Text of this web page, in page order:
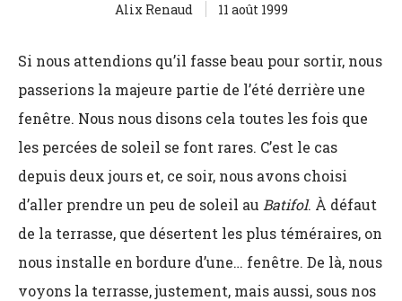
Alix Renaud 11 août 1999
Si nous attendions qu’il fasse beau pour sortir, nous
passerions la majeure partie de l’été derrière une
fenêtre. Nous nous disons cela toutes les fois que
les percées de soleil se font rares. C’est le cas
depuis deux jours et, ce soir, nous avons choisi
d’aller prendre un peu de soleil au Batifol. À défaut
de la terrasse, que désertent les plus téméraires, on
nous installe en bordure d’une… fenêtre. De là, nous
voyons la terrasse, justement, mais aussi, sous nos